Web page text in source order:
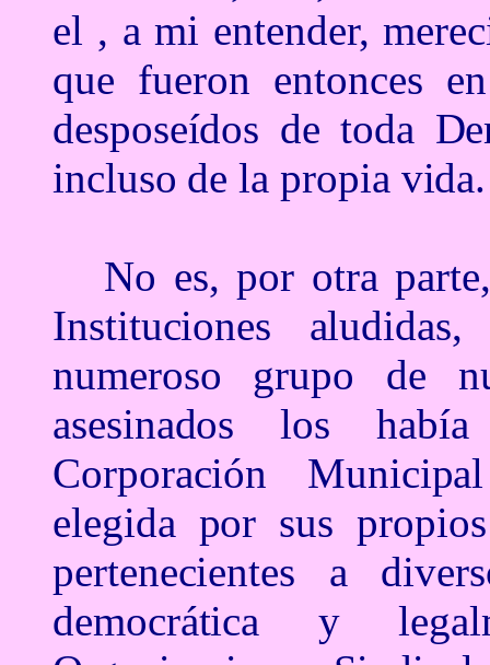
el , a mi entender,
que fueron entonces
desposeídos de toda
incluso de la propia vida.
No es, por otra
Instituciones
numeroso grupo de
asesinados los
Corporación
elegida por sus
pertenecientes a
democrática y